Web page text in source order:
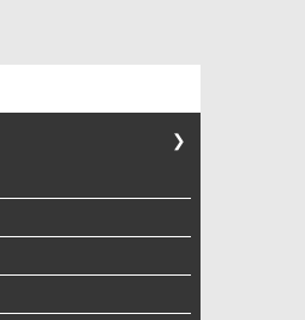
❯